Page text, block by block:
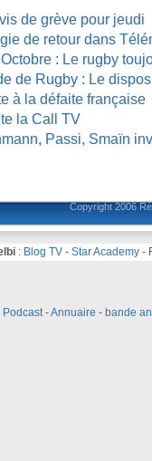
de grève pour jeudi
de retour dans
: Le rugby
de Rugby : Le
à la défaite française
la Call TV
Passi, Smaïn
Copyright 2006
: Blog TV- Star Academy-
Podcast-Annuaire - bande